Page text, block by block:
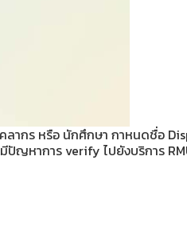
ลากร หรือ นักศึกษา กาหนดชื่อ
ปัญหาการ verify ไปยังบริการ